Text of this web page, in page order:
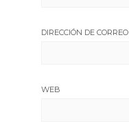
DIRECCIÓN DE
WEB